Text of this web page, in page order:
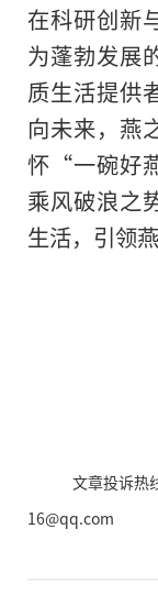
在科研创新
为蓬勃发展
质生活提供
向未来，燕
怀“一碗好
乘风破浪之
生活，引领
文章投诉热
16@qq.com